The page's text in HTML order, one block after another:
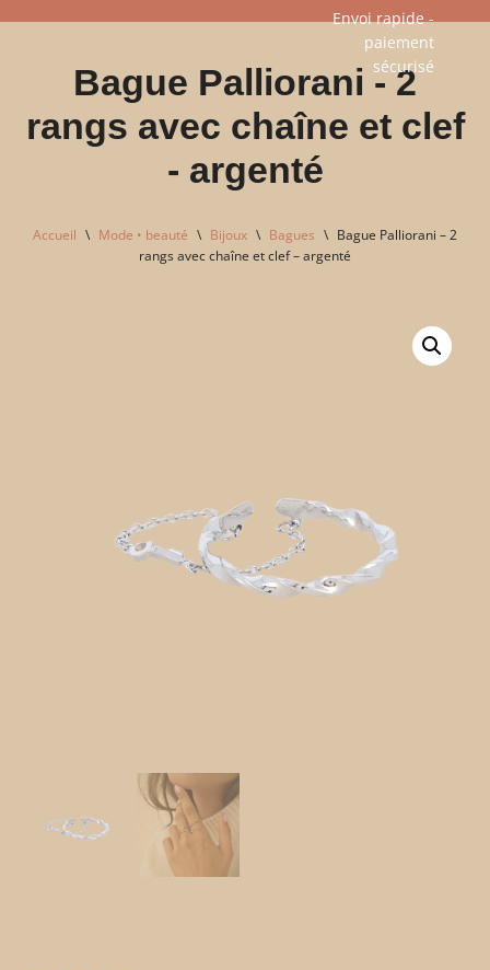
Envoi rapide -
paiement
sécurisé​
Bague Palliorani - 2
rangs avec chaîne et clef
- argenté
Accueil \ Mode • beauté \ Bijoux \ Bagues \ Bague Palliorani – 2
rangs avec chaîne et clef – argenté